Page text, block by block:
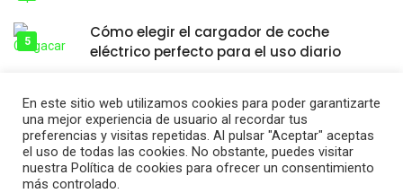
Cómo elegir el cargador de coche
eléctrico perfecto para el uso diario
En este sitio web utilizamos cookies para poder garantizarte
una mejor experiencia de usuario al recordar tus
preferencias y visitas repetidas. Al pulsar "Aceptar" aceptas
el uso de todas las cookies. No obstante, puedes visitar
nuestra Política de cookies para ofrecer un consentimiento
más controlado.